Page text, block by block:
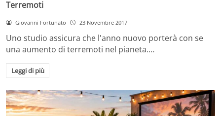
Terremoti
Giovanni Fortunato 23 Novembre 2017
Uno studio assicura che l'anno nuovo porterà con se
una aumento di terremoti nel pianeta.…
Leggi di più